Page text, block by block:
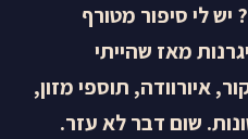
יש לי סיפור מטורף
מאז שהייתי
איורוודה, תוספי מזון,
שום דבר לא עזר.